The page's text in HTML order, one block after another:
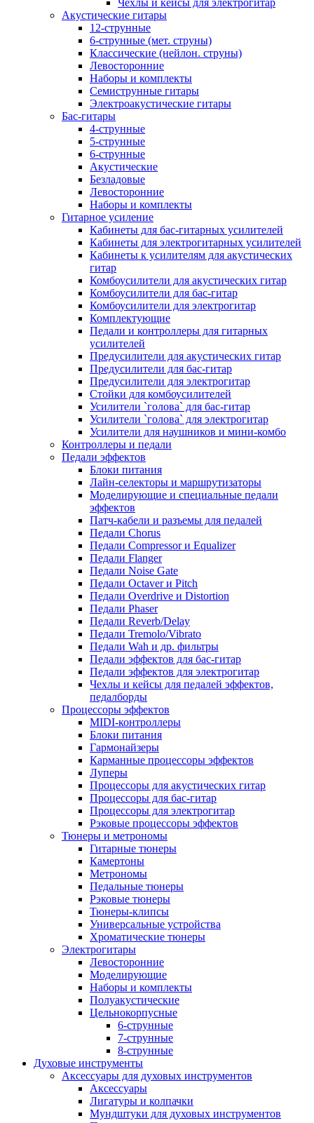
Чехлы и кейсы для электрогитар
Акустические гитары
12-струнные
6-струнные (мет. струны)
Классические (нейлон. струны)
Левосторонние
Наборы и комплекты
Семиструнные гитары
Электроакустические гитары
Бас-гитары
4-струнные
5-струнные
6-струнные
Акустические
Безладовые
Левосторонние
Наборы и комплекты
Гитарное усиление
Кабинеты для бас-гитарных усилителей
Кабинеты для электрогитарных усилителей
Кабинеты к усилителям для акустических
гитар
Комбоусилители для акустических гитар
Комбоусилители для бас-гитар
Комбоусилители для электрогитар
Комплектующие
Педали и контроллеры для гитарных
усилителей
Предусилители для акустических гитар
Предусилители для бас-гитар
Предусилители для электрогитар
Стойки для комбоусилителей
Усилители `голова` для бас-гитар
Усилители `голова` для электрогитар
Усилители для наушников и мини-комбо
Контроллеры и педали
Педали эффектов
Блоки питания
Лайн-селекторы и маршрутизаторы
Моделирующие и специальные педали
эффектов
Патч-кабели и разъемы для педалей
Педали Chorus
Педали Compressor и Equalizer
Педали Flanger
Педали Noise Gate
Педали Octaver и Pitch
Педали Overdrive и Distortion
Педали Phaser
Педали Reverb/Delay
Педали Tremolo/Vibrato
Педали Wah и др. фильтры
Педали эффектов для бас-гитар
Педали эффектов для электрогитар
Чехлы и кейсы для педалей эффектов,
педалборды
Процессоры эффектов
MIDI-контроллеры
Блоки питания
Гармонайзеры
Карманные процессоры эффектов
Луперы
Процессоры для акустических гитар
Процессоры для бас-гитар
Процессоры для электрогитар
Рэковые процессоры эффектов
Тюнеры и метрономы
Гитарные тюнеры
Камертоны
Метрономы
Педальные тюнеры
Рэковые тюнеры
Тюнеры-клипсы
Универсальные устройства
Хроматические тюнеры
Электрогитары
Левосторонние
Моделирующие
Наборы и комплекты
Полуакустические
Цельнокорпусные
6-струнные
7-струнные
8-струнные
Духовые инструменты
Аксессуары для духовых инструментов
Аксессуары
Лигатуры и колпачки
Мундштуки для духовых инструментов